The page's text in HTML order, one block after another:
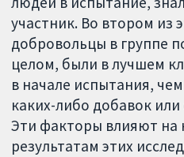
участник. Во втором из
добровольцы в группе
целом, были в лучшем
в начале испытания,
каких-либо добавок
Эти факторы влияют на
результатам этих